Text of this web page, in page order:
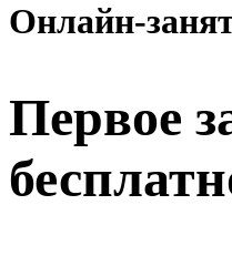
Онлайн-
Первое